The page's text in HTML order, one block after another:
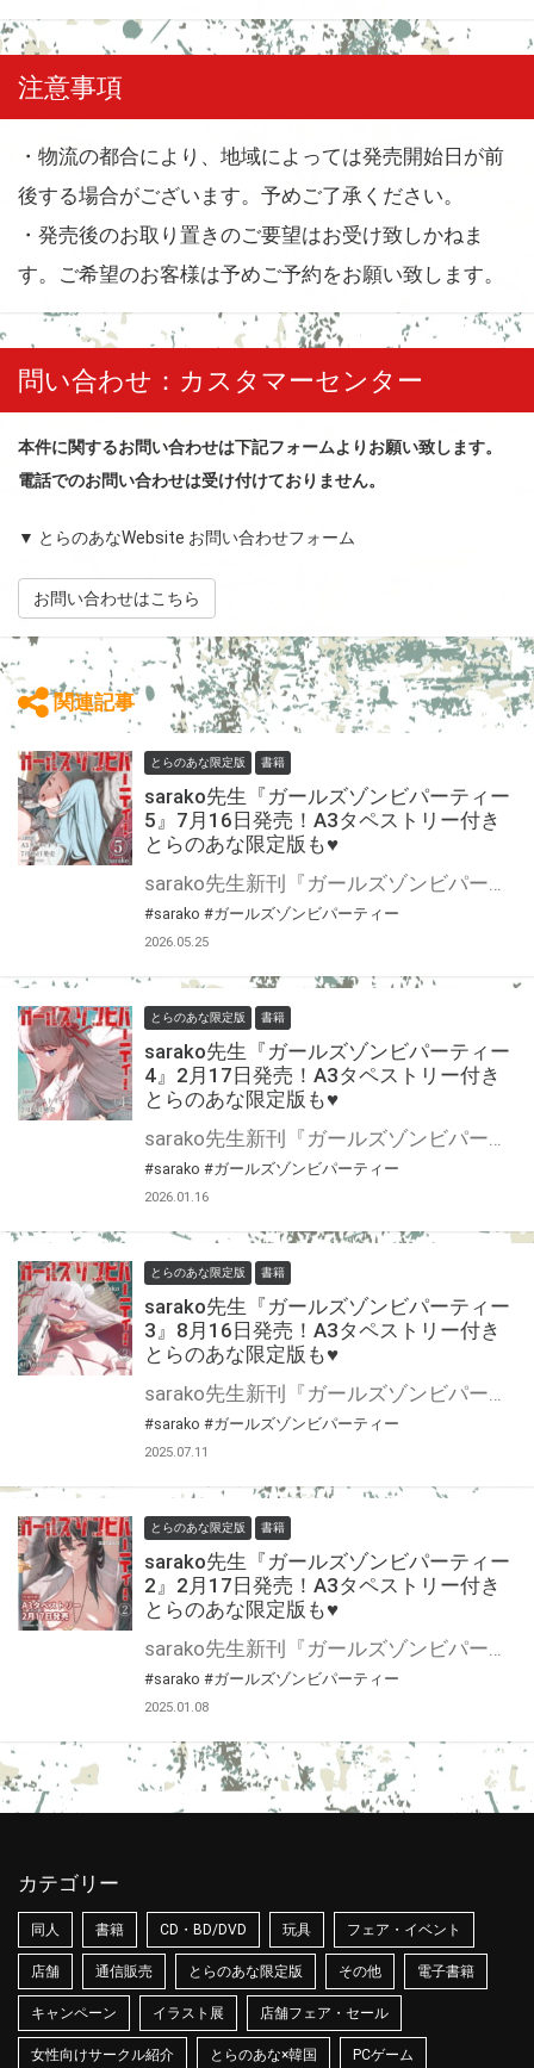
注意事項
・物流の都合により、地域によっては発売開始日が前
後する場合がございます。予めご了承ください。
・発売後のお取り置きのご要望はお受け致しかねま
す。ご希望のお客様は予めご予約をお願い致します。
問い合わせ：カスタマーセンター
本件に関するお問い合わせは下記フォームよりお願い致します。
電話でのお問い合わせは受け付けておりません。
▼ とらのあなWebsite お問い合わせフォーム
お問い合わせはこちら
関連記事
とらのあな限定版 書籍
sarako先生『ガールズゾンビパーティー
5』7月16日発売！A3タペストリー付き
とらのあな限定版も♥
sarako先生新刊『ガールズゾンビパーティー 5』が7月16日発売！ とらのあなでは刊行を記念してA3タペストリー付きとらのあな限定版を発売致します。 タペストリーはsarako先生描き下ろし♡ とらのあな通販にて予約開始！ 限定版の製造数には限りがございますので、なにとぞお早目にご予約くださいませ！
#sarako #ガールズゾンビパーティー
2026.05.25
とらのあな限定版 書籍
sarako先生『ガールズゾンビパーティー
4』2月17日発売！A3タペストリー付き
とらのあな限定版も♥
sarako先生新刊『ガールズゾンビパーティー 4』が2月17日発売！ とらのあなでは刊行を記念してA3タペストリー付きとらのあな限定版を発売致します。 タペストリーはsarako先生描き下ろし♡ とらのあな通販にて予約開始！ 限定版の製造数には限りがございますので、なにとぞお早目にご予約くださいませ！
#sarako #ガールズゾンビパーティー
2026.01.16
とらのあな限定版 書籍
sarako先生『ガールズゾンビパーティー
3』8月16日発売！A3タペストリー付き
とらのあな限定版も♥
sarako先生新刊『ガールズゾンビパーティー 3』が8月16日発売！ とらのあなでは刊行を記念してA3タペストリー付きとらのあな限定版を発売致します。 タペストリーはsarako先生描き下ろし♡ とらのあな通販にて予約開始！ 限定版の製造数には限りがございますので、なにとぞお早目にご予約くださいませ！
#sarako #ガールズゾンビパーティー
2025.07.11
とらのあな限定版 書籍
sarako先生『ガールズゾンビパーティー
2』2月17日発売！A3タペストリー付き
とらのあな限定版も♥
sarako先生新刊『ガールズゾンビパーティー 2』が2月17日発売！ とらのあなでは刊行を記念してA3タペストリー付きとらのあな限定版を発売致します。 タペストリーはsarako先生描き下ろし♡ とらのあな通販にて予約開始！ 限定版の製造数には限りがございますので、なにとぞお早目にご予約くださいませ！
#sarako #ガールズゾンビパーティー
2025.01.08
カテゴリー
同人 書籍 CD・BD/DVD 玩具 フェア・イベント
店舗 通信販売 とらのあな限定版 その他 電子書籍
キャンペーン イラスト展 店舗フェア・セール
女性向けサークル紹介 とらのあな×韓国 PCゲーム